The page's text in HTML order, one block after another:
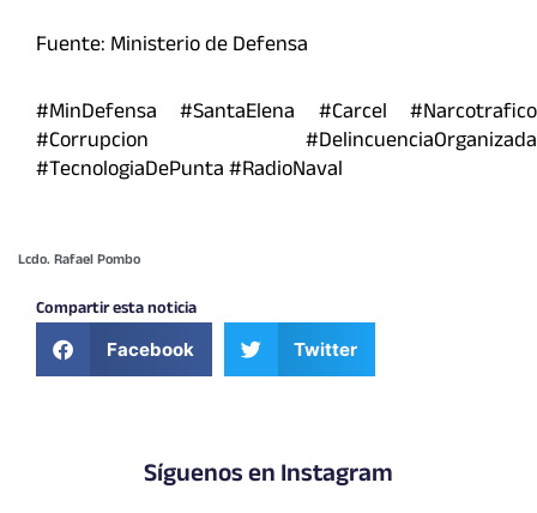
Fuente: Ministerio de Defensa
#MinDefensa #SantaElena #Carcel #Narcotrafico
#Corrupcion #DelincuenciaOrganizada
#TecnologiaDePunta #RadioNaval
Lcdo. Rafael Pombo
Compartir esta noticia
Facebook Twitter
Síguenos en Instagram